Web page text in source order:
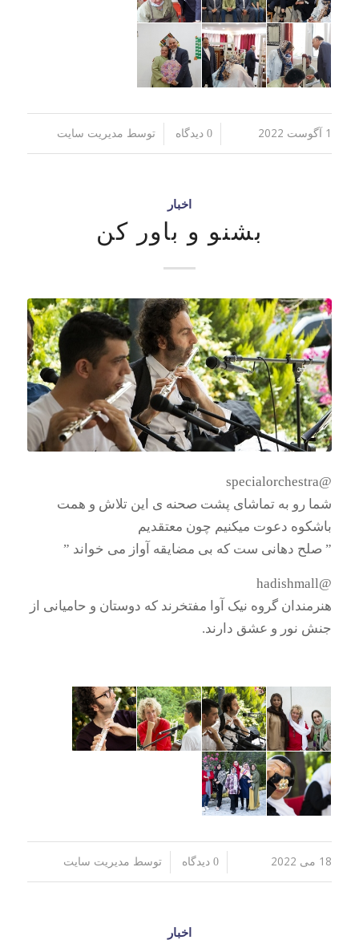
1 آگوست 2022 / 0 دیدگاه توسط مدیریت سایت
اخبار
بشنو و باور کن
@specialorchestra
شما رو به تماشای پشت صحنه ی این تلاش و همت
باشکوه دعوت میکنیم چون معتقدیم
” صلح دهانی ست که بی مضایقه آواز می خواند ”
@hadishmall
هنرمندان گروه نیک آوا مفتخرند که دوستان و حامیانی از
جنش نور و عشق دارند.
18 می 2022 / 0 دیدگاه توسط مدیریت سایت
اخبار